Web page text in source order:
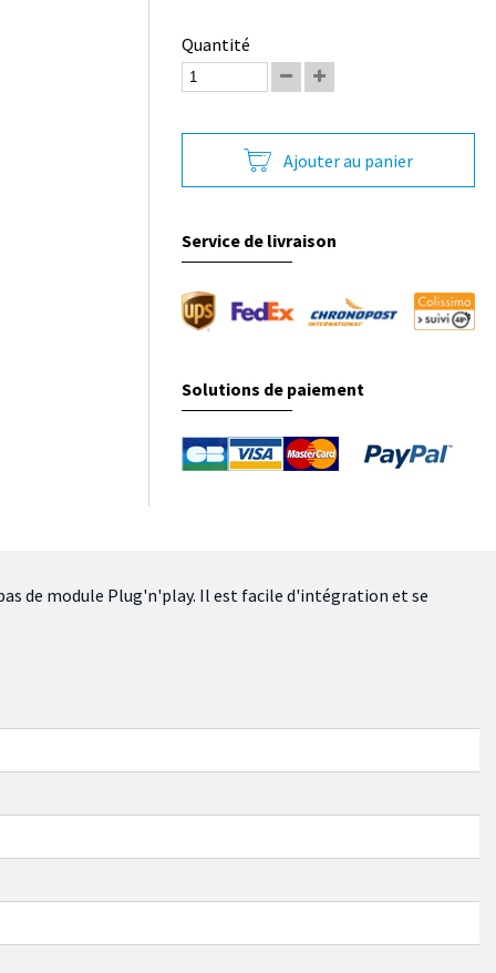
Quantité
Ajouter au panier
Service de livraison
Solutions de paiement
de module Plug'n'play. Il est facile d'intégration et se